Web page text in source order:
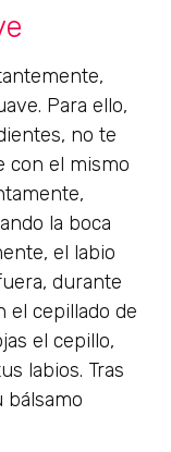
Para ello,
no te
con el mismo
la boca
el labio
durante
el cepillado de
el cepillo,
labios. Tras
bálsamo